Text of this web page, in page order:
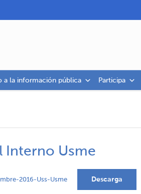
a la información pública Participa
Interno Usme
2016-Uss-Usme Descarga